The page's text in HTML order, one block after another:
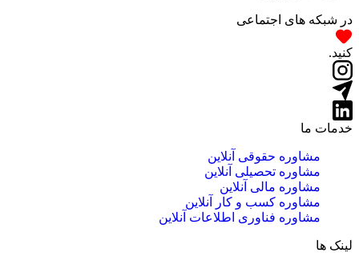
در شبکه های اجتماعی
کنید.
خدمات ما
مشاوره حقوقی آنلاین
مشاوره تحصیلی آنلاین
مشاوره مالی آنلاین
مشاوره کسب و کار آنلاین
مشاوره فناوری اطلاعات آنلاین
لینک ها